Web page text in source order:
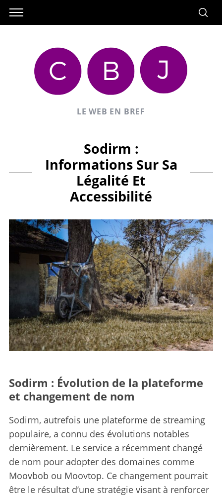
LE WEB EN BREF
Sodirm :
Informations Sur Sa
Légalité Et
Accessibilité
Sodirm : Évolution de la plateforme
et changement de nom
Sodirm, autrefois une plateforme de streaming
populaire, a connu des évolutions notables
dernièrement. Le service a récemment changé
de nom pour adopter des domaines comme
Moovbob ou Moovtop. Ce changement pourrait
être le résultat d’une stratégie visant à renforcer